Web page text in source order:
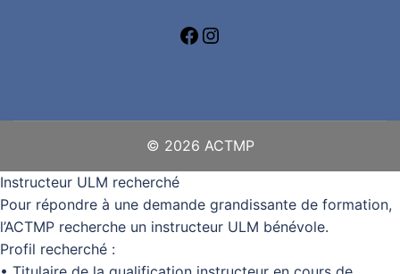
© 2026 ACTMP
Instructeur ULM recherché
Pour répondre à une demande grandissante de formation,
l’ACTMP recherche un instructeur ULM bénévole.
Profil recherché :